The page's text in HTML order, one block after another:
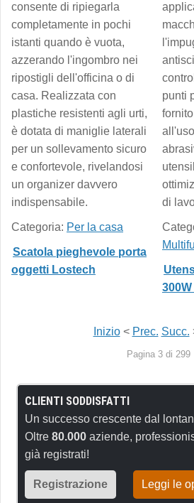
consente di ripiegarla
completamente in pochi
istanti quando è vuota,
azzerando l'ingombro nei
ripostigli dell'officina o di
casa. Realizzata con
plastiche resistenti agli urti,
è dotata di maniglie laterali
per un sollevamento sicuro
e confortevole, rivelandosi
un organizer davvero
indispensabile.
Categoria: Per la casa
Scatola pieghevole porta
oggetti Lostech
punti
di
Inizio< Prec. Succ.
Pagina 3 di 299
CLIENTI SODDISFATTI
Un successo crescente dal
Oltre 80.000 aziende,
già registrati!
Registrazione Leggi le